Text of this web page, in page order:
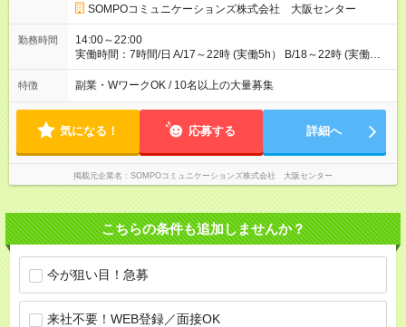
22：00 ショートシフトで・・・月収11万7070円 [1]月曜日収：
7640円×4日＝30560円 [2]金曜日収：8440円×4日＝33760円 [3]
土曜日収：10550円×5日＝52750円 ※月金/18：00～22：00、
土/17：00～22：00 【試用期間】試用期間あり 試用期間の長
す。 雇用形態：アルバイト・パート採用 給与：時給 1,610円以
上 ※各加算給無
SOMPOコミュニケーションズ株式会社 大阪センター
勤務時間
14:00～22:00
実働時間：7時間/日 A/17～22時 (実働5h） B/18～22時 (実働
4h） C/14～22時 (実働7h・休憩1h） ※導入研修(OJT研修)から
適用 ★週3日以上/曜日固定 ※土or日必須 ◎休日:平日メイン ◎月
確認 GW・お盆・年末年始も シフト通りの出勤が必要です
特徴 副業・WワークOK / 10名以上の大量募集
気になる！ 応募する 詳細へ
掲載元企業名 SOMPOコミュニケーションズ株式会社 大阪センター
こちらの条件も追加しませんか？
今が狙い目！急募
来社不要！WEB登録／面接OK